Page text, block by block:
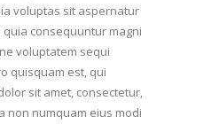
voluptas sit aspernatur
consequuntur magni
voluptatem sequi
quisquam est, qui
sit amet, consectetur,
non numquam eius modi